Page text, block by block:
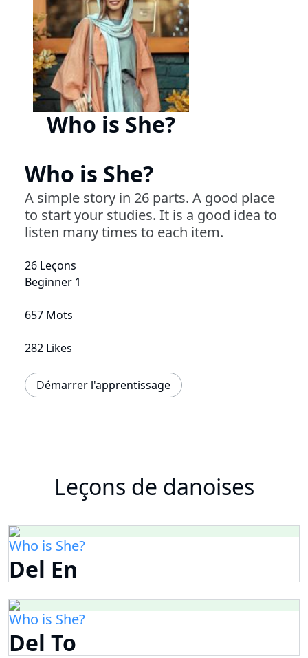
Who is She?
Who is She?
A simple story in 26 parts. A good place
to start your studies. It is a good idea to
listen many times to each item.
26 Leçons
Beginner 1
657 Mots
282 Likes
Démarrer l'apprentissage
Leçons de danoises
Who is She?
Del En
Who is She?
Del To